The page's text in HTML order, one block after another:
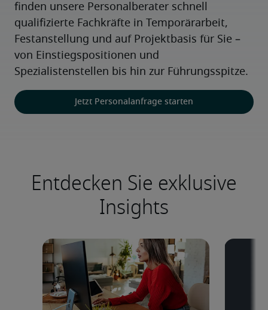
finden unsere Personalberater schnell
qualifizierte Fachkräfte in Temporärarbeit,
Festanstellung und auf Projektbasis für Sie –
von Einstiegspositionen und
Spezialistenstellen bis hin zur Führungsspitze.
Jetzt Personalanfrage starten
Entdecken Sie exklusive
Insights